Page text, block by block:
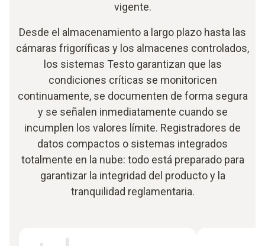
vigente.
Desde el almacenamiento a largo plazo hasta las
cámaras frigoríficas y los almacenes controlados,
los sistemas Testo garantizan que las
condiciones críticas se monitoricen
continuamente, se documenten de forma segura
y se señalen inmediatamente cuando se
incumplen los valores límite. Registradores de
datos compactos o sistemas integrados
totalmente en la nube: todo está preparado para
garantizar la integridad del producto y la
tranquilidad reglamentaria.